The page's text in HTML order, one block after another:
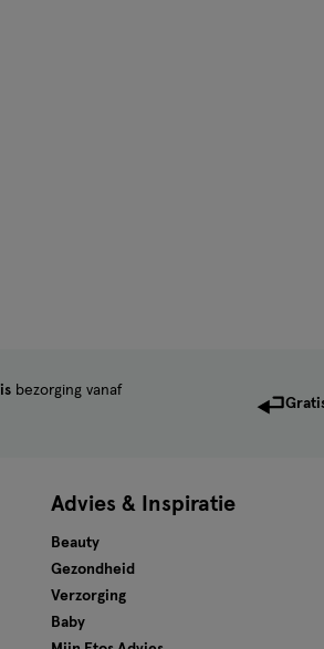
bezorging vanaf
Advies & Inspiratie
Beauty
Gezondheid
Verzorging
Baby